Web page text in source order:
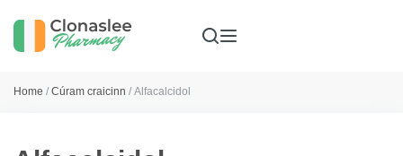
Home / Cúram craicinn / Alfacalcidol